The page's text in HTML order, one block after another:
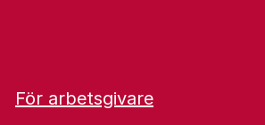
För arbetsgivare